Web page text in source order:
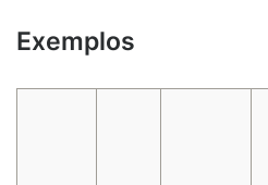
Exemplos